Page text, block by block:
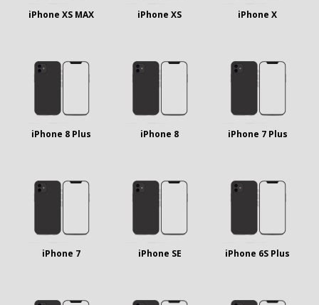
iPhone XS MAX iPhone XS iPhone X
iPhone 8 Plus iPhone 8 iPhone 7 Plus
iPhone 7 iPhone SE iPhone 6S Plus